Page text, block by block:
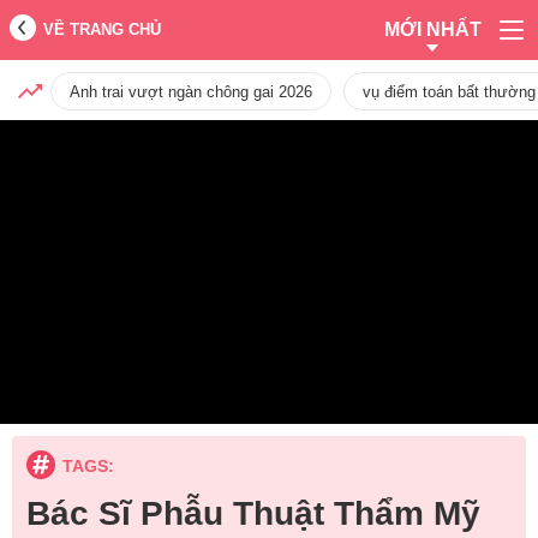
VỀ TRANG CHỦ MỚI NHẤT
Anh trai vượt ngàn chông gai 2026 vụ điểm toán bất
TAGS:
Bác Sĩ Phẫu Thuật Thẩm Mỹ